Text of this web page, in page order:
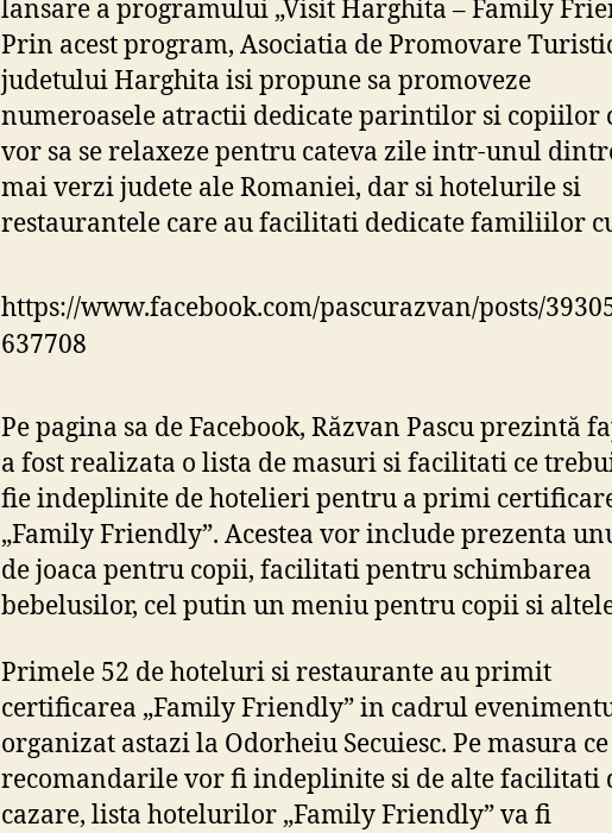
lansare a programului „Visit Harghita – Family
Prin acest program, Asociatia de Promovare
judetului Harghita isi propune sa promoveze
numeroasele atractii dedicate parintilor si copiilor
vor sa se relaxeze pentru cateva zile intr-unul
mai verzi judete ale Romaniei, dar si hotelurile si
restaurantele care au facilitati dedicate familiilor
https://www.facebook.com/pascurazvan/posts/
637708
Pe pagina sa de Facebook, Răzvan Pascu prezintă
a fost realizata o lista de masuri si facilitati ce
fie indeplinite de hotelieri pentru a primi
„Family Friendly”. Acestea vor include prezenta
de joaca pentru copii, facilitati pentru schimbarea
bebelusilor, cel putin un meniu pentru copii si
Primele 52 de hoteluri si restaurante au primit
certificarea „Family Friendly” in cadrul
organizat astazi la Odorheiu Secuiesc. Pe masura ce
recomandarile vor fi indeplinite si de alte facilitati
cazare, lista hotelurilor „Family Friendly” va fi